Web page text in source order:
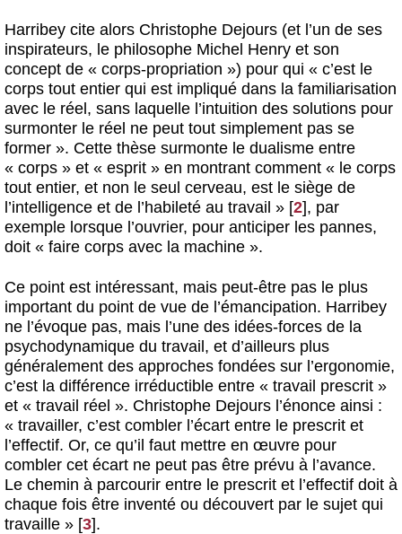
Harribey cite alors Christophe Dejours (et l’un de ses
inspirateurs, le philosophe Michel Henry et son
concept de « corps-propriation ») pour qui « c’est le
corps tout entier qui est impliqué dans la familiarisation
avec le réel, sans laquelle l’intuition des solutions pour
surmonter le réel ne peut tout simplement pas se
former ». Cette thèse surmonte le dualisme entre
« corps » et « esprit » en montrant comment « le corps
tout entier, et non le seul cerveau, est le siège de
l’intelligence et de l’habileté au travail » [2], par
exemple lorsque l’ouvrier, pour anticiper les pannes,
doit « faire corps avec la machine ».
Ce point est intéressant, mais peut-être pas le plus
important du point de vue de l’émancipation. Harribey
ne l’évoque pas, mais l’une des idées-forces de la
psychodynamique du travail, et d’ailleurs plus
généralement des approches fondées sur l’ergonomie,
c’est la différence irréductible entre « travail prescrit »
et « travail réel ». Christophe Dejours l’énonce ainsi :
« travailler, c’est combler l’écart entre le prescrit et
l’effectif. Or, ce qu’il faut mettre en œuvre pour
combler cet écart ne peut pas être prévu à l’avance.
Le chemin à parcourir entre le prescrit et l’effectif doit à
chaque fois être inventé ou découvert par le sujet qui
travaille » [3].